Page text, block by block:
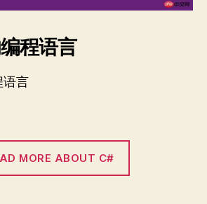
程语言
语言
MORE ABOUT C#